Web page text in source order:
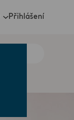
Přihlášení